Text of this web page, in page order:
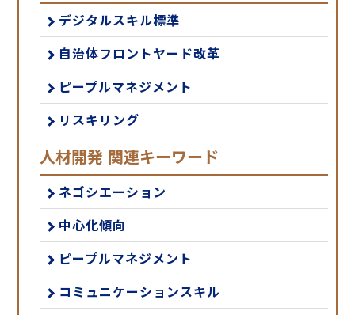
デジタルスキル標準
自治体フロントヤード改革
ピープルマネジメント
リスキリング
人材開発 関連キーワード
ネゴシエーション
中心化傾向
ピープルマネジメント
コミュニケーションスキル